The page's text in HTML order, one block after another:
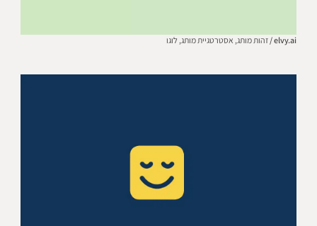
elvy.ai / זהות מותג, אסטרטגיית מותג, לוגו